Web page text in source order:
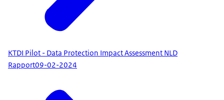
KTDI Pilot - Data Protection Impact Assessment NLD
Rapport09-02-2024